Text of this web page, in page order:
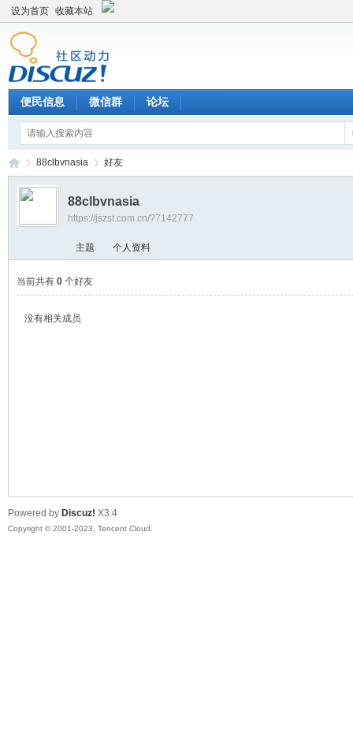
设为首页 收藏本站
便民信息 微信群 论坛
›
88clbvnasia 好友
88clbvnasia
https://jszst.com.cn/?7142777
主题 个人资料
当前共有 0个好友
没有相关成员
Powered by Discuz! X3.4
Copyright © 2001-2023, Tencent Cloud.